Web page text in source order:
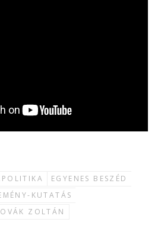
EGYENES BESZÉD
KUTATÁS
ZOLTÁN